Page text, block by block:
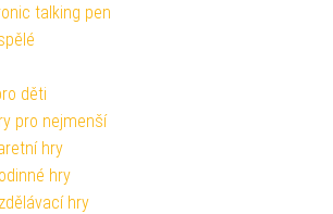
talking pen
děti
pro nejmenší
hry
hry
hry